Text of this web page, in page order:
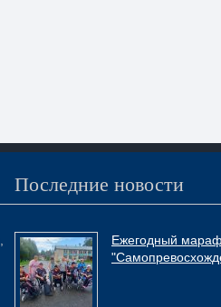
Последние новости
Ежегодный